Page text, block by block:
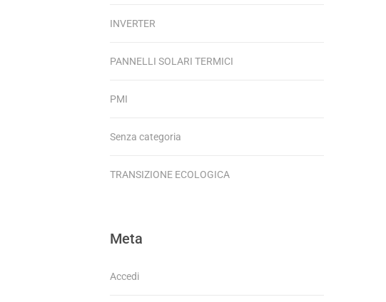
INVERTER
PANNELLI SOLARI TERMICI
PMI
Senza categoria
TRANSIZIONE ECOLOGICA
Meta
Accedi